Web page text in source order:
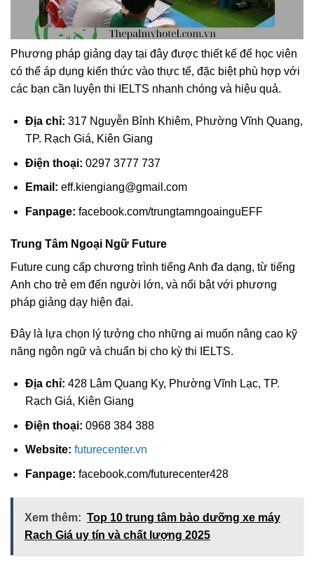
Phương pháp giảng dạy tại đây được thiết kế để học viên
có thể áp dụng kiến thức vào thực tế, đặc biệt phù hợp với
các bạn cần luyện thi IELTS nhanh chóng và hiệu quả.
Địa chỉ: 317 Nguyễn Bỉnh Khiêm, Phường Vĩnh Quang,
TP. Rạch Giá, Kiên Giang
Điện thoại: 0297 3777 737
Email: eff.kiengiang@gmail.com
Fanpage: facebook.com/trungtamngoainguEFF
Trung Tâm Ngoại Ngữ Future
Future cung cấp chương trình tiếng Anh đa dạng, từ tiếng
Anh cho trẻ em đến người lớn, và nổi bật với phương
pháp giảng dạy hiện đại.
Đây là lựa chọn lý tưởng cho những ai muốn nâng cao kỹ
năng ngôn ngữ và chuẩn bị cho kỳ thi IELTS.
Địa chỉ: 428 Lâm Quang Ky, Phường Vĩnh Lạc, TP.
Rạch Giá, Kiên Giang
Điện thoại: 0968 384 388
Website: futurecenter.vn
Fanpage: facebook.com/futurecenter428
Xem thêm: Top 10 trung tâm bảo dưỡng xe máy
Rạch Giá uy tín và chất lượng 2025